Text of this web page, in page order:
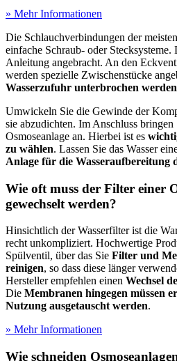
» Mehr Informationen
Die Schlauchverbindungen der
einfache Schraub- oder Stecksysteme.
Anleitung angebracht. An den
werden spezielle Zwischenstücke
Wasserzufuhr unterbrochen werden
Umwickeln Sie die Gewinde der
sie abzudichten. Im Anschluss bringen
Osmoseanlage an. Hierbei ist es
zu wählen. Lassen Sie das Wasser
Anlage für die Wasseraufbereitung
Wie oft muss der Filter einer
gewechselt werden?
Hinsichtlich der Wasserfilter ist die
recht unkompliziert. Hochwertige
Spülventil, über das Sie Filter und
reinigen, so dass diese länger
Hersteller empfehlen einen Wechsel
Die Membranen hingegen müssen
Nutzung ausgetauscht werden.
» Mehr Informationen
Wie schneiden